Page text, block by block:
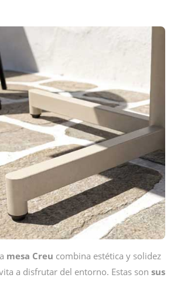
mesa Creu combina estética y solidez
a disfrutar del entorno. Estas son sus